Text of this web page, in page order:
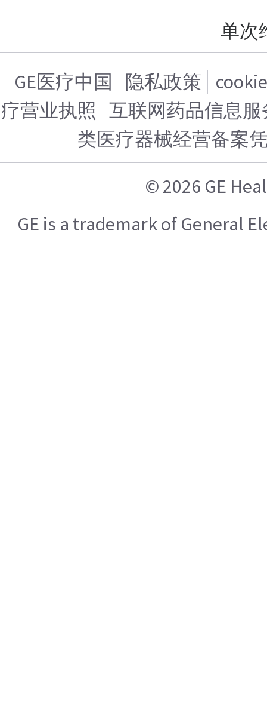
单次
GE医疗中国 隐私政策
疗营业执照 互联网药品信息服
类医疗器械经营备案
© 2026 GE
GE is a trademark of General